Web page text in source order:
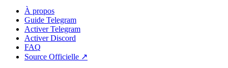
À propos
Guide Telegram
Activer Telegram
Activer Discord
FAQ
Source Officielle ↗